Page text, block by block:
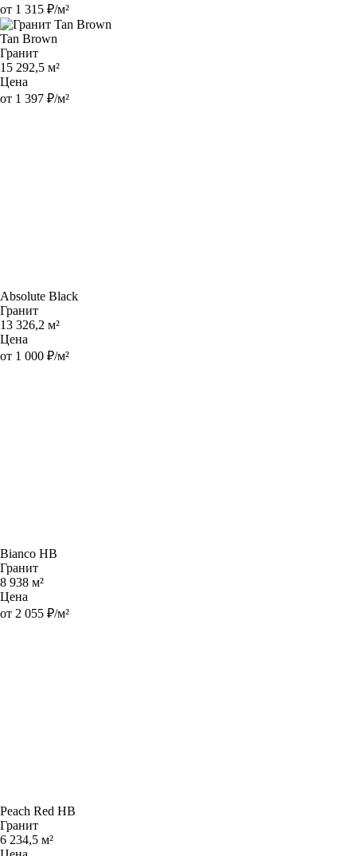
от 1 315 ₽/м²
Tan Brown
Гранит
15 292,5 м²
Цена
от 1 397 ₽/м²
Absolute Black
Гранит
13 326,2 м²
Цена
от 1 000 ₽/м²
Bianco HB
Гранит
8 938 м²
Цена
от 2 055 ₽/м²
Peach Red HB
Гранит
6 234,5 м²